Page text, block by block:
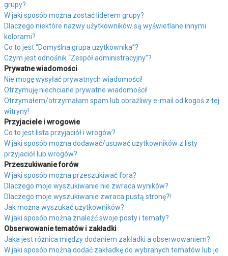
grupy?
W jaki sposób można zostać liderem grupy?
Dlaczego niektóre nazwy użytkowników są wyświetlane innymi
kolorami?
Co to jest “Domyślna grupa użytkownika”?
Czym jest odnośnik “Zespół administracyjny”?
Prywatne wiadomości
Nie mogę wysyłać prywatnych wiadomości!
Otrzymuję niechciane prywatne wiadomości!
Otrzymałem/otrzymałam spam lub obraźliwy e-mail od kogoś z tej
witryny!
Przyjaciele i wrogowie
Co to jest lista przyjaciół i wrogów?
W jaki sposób można dodawać/usuwać użytkowników z listy
przyjaciół lub wrogów?
Przeszukiwanie forów
W jaki sposób można przeszukiwać fora?
Dlaczego moje wyszukiwanie nie zwraca wyników?
Dlaczego moje wyszukiwanie zwraca pustą stronę?!
Jak można wyszukać użytkowników?
W jaki sposób można znaleźć swoje posty i tematy?
Obserwowanie tematów i zakładki
Jaka jest różnica między dodaniem zakładki a obserwowaniem?
W jaki sposób można dodać zakładkę do wybranych tematów lub je